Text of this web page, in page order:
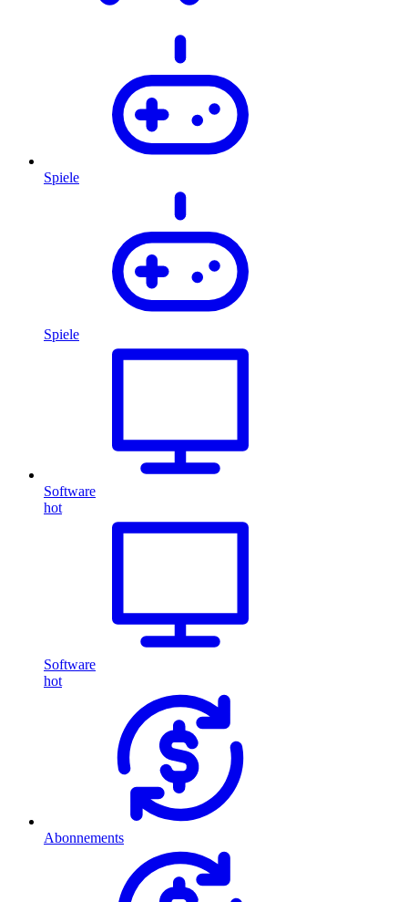
Spiele
Spiele
Software
hot
Software
hot
Abonnements